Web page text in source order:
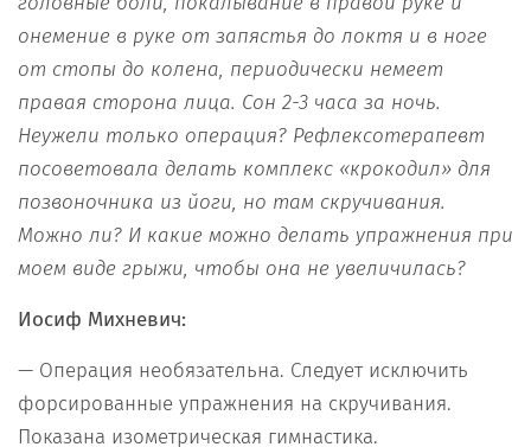
онемение в руке от запястья до локтя и в ноге
от стопы до колена, периодически немеет
правая сторона лица. Сон 2-3 часа за ночь.
Неужели только операция? Рефлексотерапевт
посоветовала делать комплекс «крокодил» для
позвоночника из йоги, но там скручивания.
Можно ли? И какие можно делать упражнения при
моем виде грыжи, чтобы она не увеличилась?
Иосиф Михневич:
— Операция необязательна. Следует исключить
форсированные упражнения на скручивания.
Показана изометрическая гимнастика.